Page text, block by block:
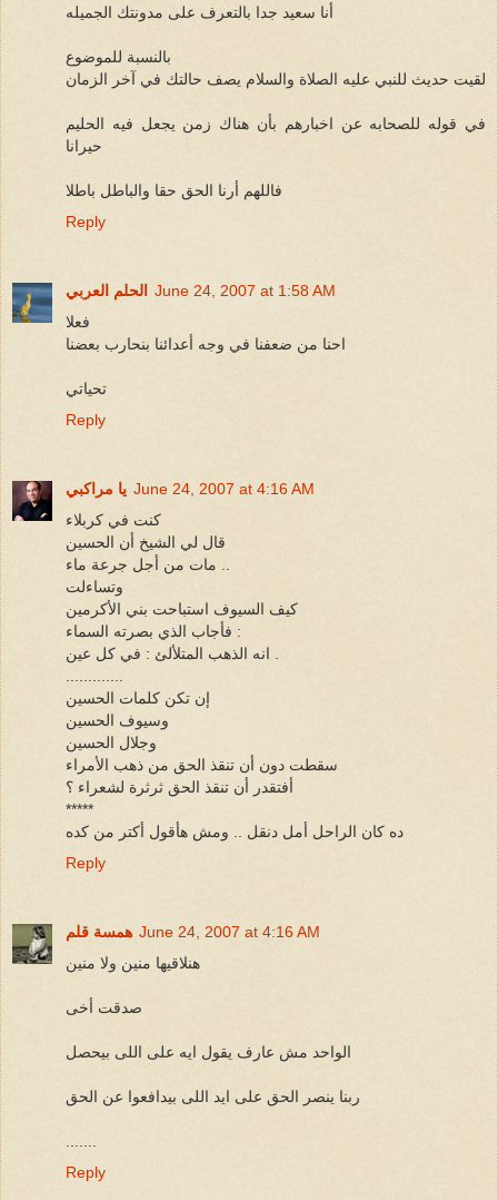
أنا سعيد جدا بالتعرف على مدونتك الجميله
بالنسبة للموضوع
لقيت حديث للنبي عليه الصلاة والسلام يصف حالتك في آخر الزمان
في قوله للصحابه عن اخبارهم بأن هناك زمن يجعل فيه الحليم
حيرانا
فاللهم أرنا الحق حقا والباطل باطلا
Reply
الحلم العربي
June 24, 2007 at 1:58 AM
فعلا
احنا من ضعفنا في وجه أعدائنا بنحارب بعضنا
تحياتي
Reply
يا مراكبي June 24, 2007 at 4:16 AM
كنت في كربلاء
قال لي الشيخ أن الحسين
وتساءلت
كيف السيوف استباحت بني الأكرمين
فأجاب الذي بصرته السماء :
إن تكن كلمات الحسين
وسيوف الحسين
وجلال الحسين
سقطت دون أن تنقذ الحق من ذهب الأمراء
أفتقدر أن تنقذ الحق ثرثرة لشعراء ؟
*****
ده كان الراحل أمل دنقل .. ومش هأقول أكتر من كده
Reply
همسة قلم June 24, 2007 at 4:16 AM
هنلاقيها منين ولا منين
صدقت أخى
الواحد مش عارف يقول ايه على اللى بيحصل
ربنا ينصر الحق على ايد اللى بيدافعوا عن الحق
Reply